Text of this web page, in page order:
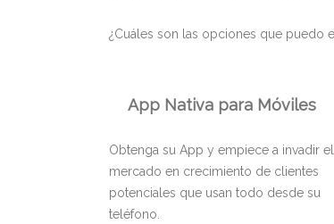
¿Cuáles son las opciones que puedo
App Nativa para Móviles
Obtenga su App y empiece a invadir el
mercado en crecimiento de clientes
potenciales que usan todo desde su
teléfono.